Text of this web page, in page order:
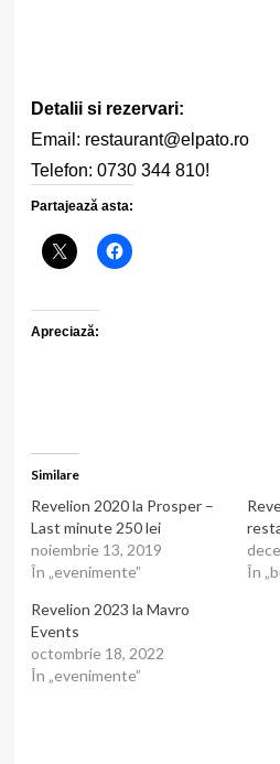
Detalii si rezervari:
Email: restaurant@elpato.ro
Telefon: 0730 344 810!
Partajează asta:
Apreciază:
Similare
Revelion 2020 la Prosper –
Last minute 250 lei
noiembrie 13, 2019
În „evenimente”
În
Revelion 2023 la Mavro
Events
octombrie 18, 2022
În „evenimente”